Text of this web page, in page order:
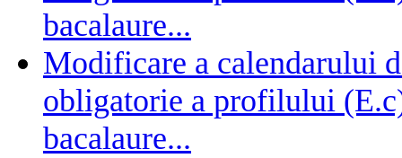
bacalaure...
Modificare a calendarului
obligatorie a profilului
bacalaure...